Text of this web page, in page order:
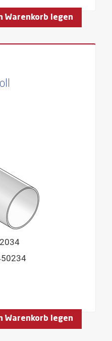
Warenkorb legen
Warenkorb legen